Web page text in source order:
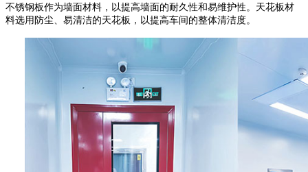
不锈钢板作为墙面材料，以提高墙面的耐久性和易维护性。天花板材
料选用防尘、易清洁的天花板，以提高车间的整体清洁度。